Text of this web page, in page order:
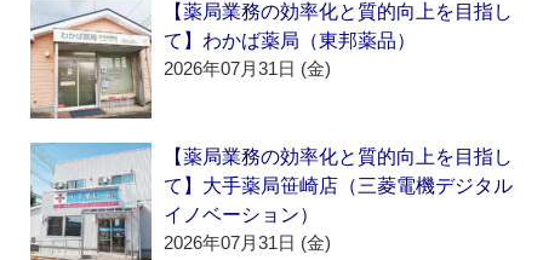
【薬局業務の効率化と質的向上を目指し
て】わかば薬局（東邦薬品）
2026年07月31日 (金)
【薬局業務の効率化と質的向上を目指し
て】大手薬局笹崎店（三菱電機デジタル
イノベーション）
2026年07月31日 (金)